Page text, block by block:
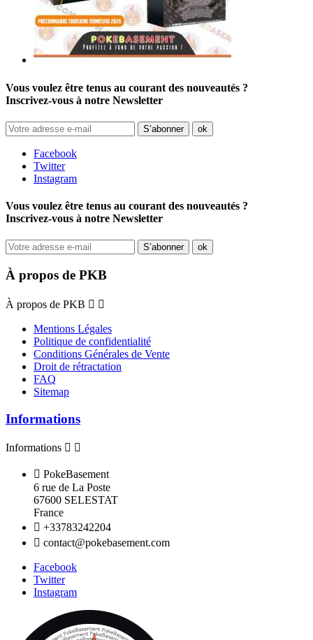
Vous voulez être tenus au courant des nouveautés ?
Inscrivez-vous à notre Newsletter
Facebook
Twitter
Instagram
Vous voulez être tenus au courant des nouveautés ?
Inscrivez-vous à notre Newsletter
À propos de PKB
À propos de PKB  
Mentions Légales
Politique de confidentialité
Conditions Générales de Vente
Droit de rétractation
FAQ
Sitemap
Informations
Informations  
 PokeBasement
6 rue de La Poste
67600 SELESTAT
France
 +33783242204
 contact@pokebasement.com
Facebook
Twitter
Instagram